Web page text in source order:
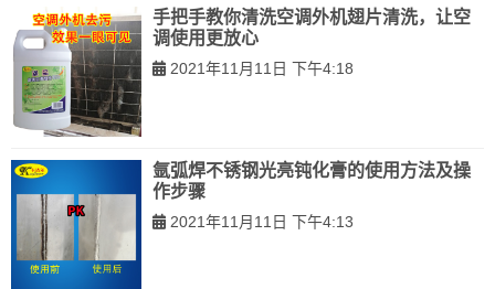
手把手教你清洗空调外机翅片清洗，让空
调使用更放心
2021年11月11日 下午4:18
氩弧焊不锈钢光亮钝化膏的使用方法及操
作步骤
2021年11月11日 下午4:13